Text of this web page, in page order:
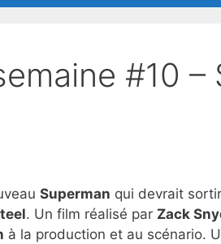
#10 –
Superman qui devrait
. Un film réalisé par Zack
à la production et au scénario.